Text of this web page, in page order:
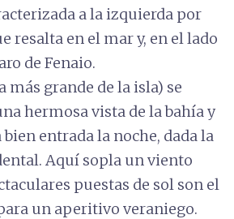
a la izquierda por
resalta en el mar y, en el lado
de Fenaio.
más grande de la isla) se
hermosa vista de la bahía y
entrada la noche, dada la
Aquí sopla un viento
puestas de sol son el
un aperitivo veraniego.